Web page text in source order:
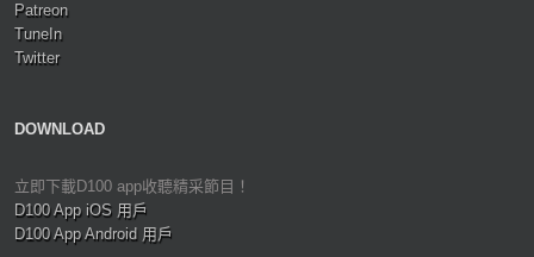
Patreon
TuneIn
Twitter
DOWNLOAD
立即下載D100 app收聽精采節目！
D100 App iOS 用戶
D100 App Android 用戶